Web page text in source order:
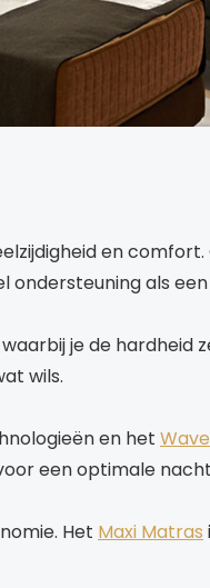
en
ondersteuning als
je de hardheid
wils.
en het
een optimale
Het Maxi Matras